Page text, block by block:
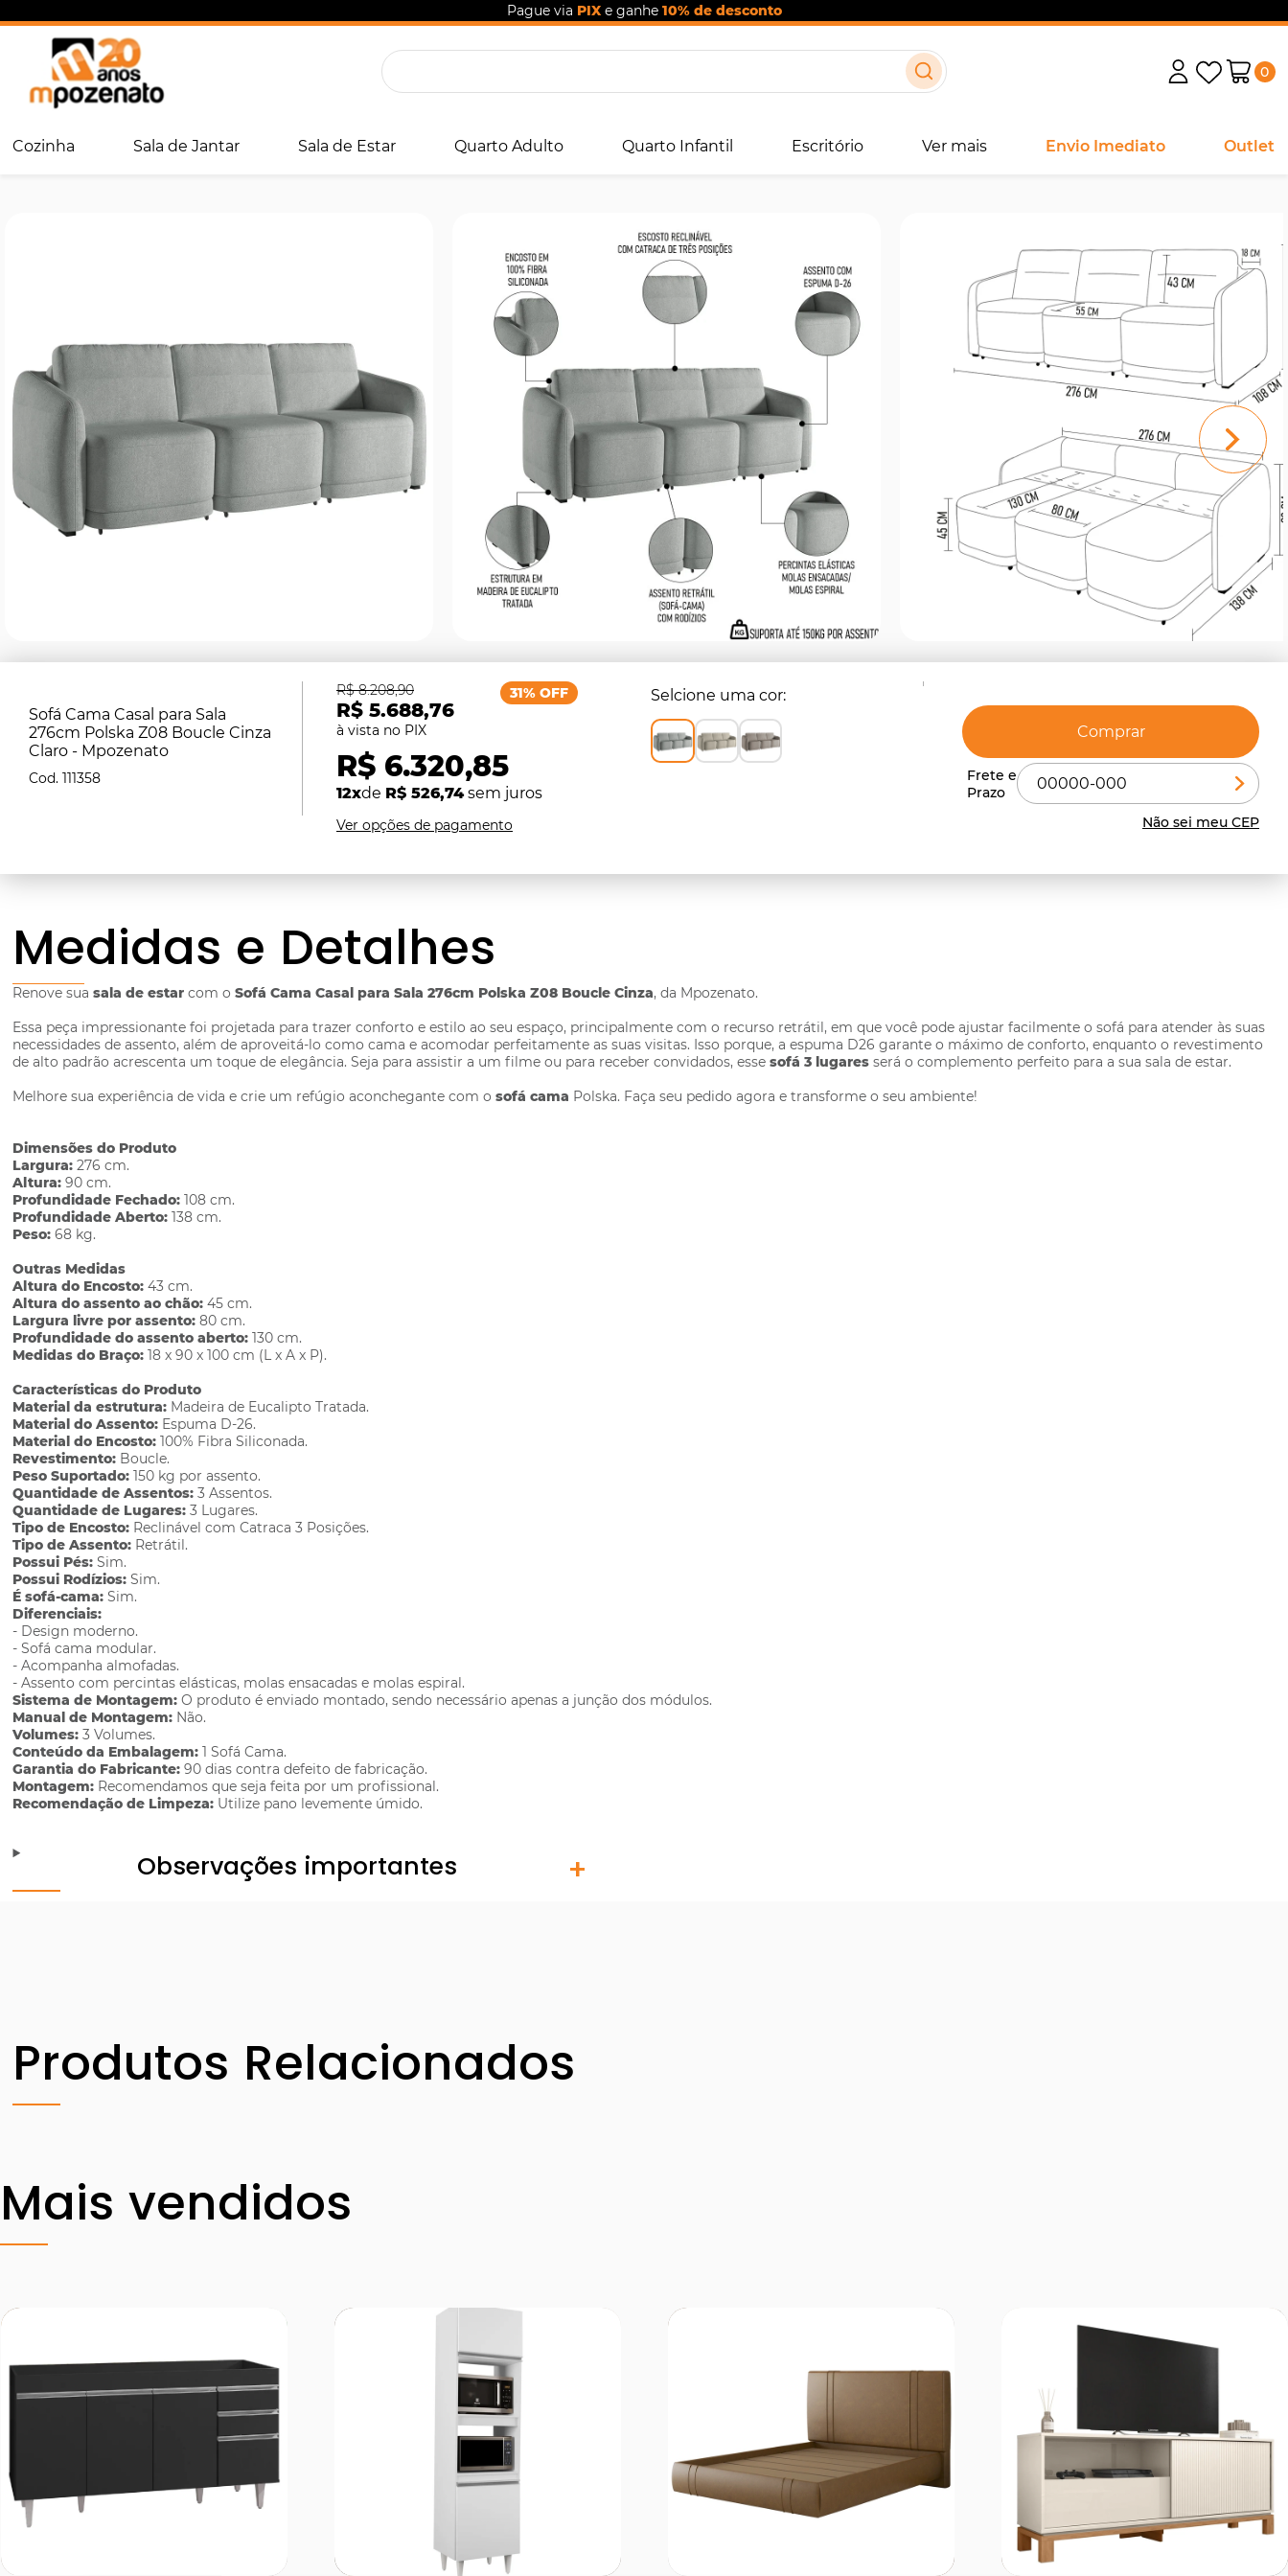
Pague via PIXe ganhe 10% de desconto
0
Cozinha Sala de Jantar Sala de Estar Quarto Adulto Quarto Infantil Escritório Ver mais Envio Imediato Outlet
Sofá Cama Casal para Sala
276cm Polska Z08 Boucle Cinza
Claro - Mpozenato
111358
R$ 5.688,76
R$ 8.208,90
R$ 6.320,85
12xde R$ 526,74sem juros
31% OFF
Ver opções de pagamento
Selcione uma cor
Comprar
Não sei meu CEP
Medidas e Detalhes
Renove suasala de estar com oSofá Cama Casal para Sala 276cm Polska Z08 Boucle Cinza, da Mpozenato.
Essa peça impressionante foi projetada para trazer conforto e estilo ao seu espaço, principalmente com o recurso retrátil, em que você pode ajustar facilmente o sofá para atender às suas
necessidades de assento, além de aproveitá-lo como cama e acomodar perfeitamente as suas visitas. Isso porque, a espuma D26 garante o máximo de conforto, enquanto o revestimento
de alto padrão acrescenta um toque de elegância. Seja para assistir a um filme ou para receber convidados, essesofá 3 lugares será o complemento perfeito para a sua sala de estar.
Melhore sua experiência de vida e crie um refúgio aconchegante com osofá cama Polska. Faça seu pedido agora e transforme o seu ambiente!
Dimensões do Produto
Largura:276 cm.
Altura:90 cm.
Profundidade Fechado:108 cm.
Profundidade Aberto:138 cm.
Peso:68 kg.
Outras Medidas
Altura do Encosto:43 cm.
Altura do assento ao chão:45 cm.
Largura livre por assento: 80 cm.
Profundidade do assento aberto:130 cm.
Medidas do Braço:18 x 90 x 100 cm (L x A x P).
Características do Produto
Material da estrutura: Madeira de Eucalipto Tratada.
Material do Assento: Espuma D-26.
Material do Encosto:100% Fibra Siliconada.
Revestimento: Boucle.
Peso Suportado:150 kg por assento.
Quantidade de Assentos:3 Assentos.
Quantidade de Lugares:3 Lugares.
Tipo de Encosto: Reclinável com Catraca 3 Posições.
Tipo de Assento: Retrátil.
Possui Pés:Sim.
Possui Rodízios:Sim.
É sofá-cama:Sim.
Diferenciais:
- Design moderno.
- Sofá cama modular.
- Acompanha almofadas.
- Assento com percintas elásticas, molas ensacadas e molas espiral.
Sistema de Montagem:O produto é enviado montado, sendo necessário apenas a junção dos módulos.
Manual de Montagem: Não.
Volumes:3 Volumes.
Conteúdo da Embalagem:1 Sofá Cama.
Garantia do Fabricante:90 dias contra defeito de fabricação.
Montagem: Recomendamos que seja feita por um profissional.
Recomendação de Limpeza: Utilize pano levemente úmido.
Observações importantes
Produtos Relacionados
Mais vendidos
Comprar